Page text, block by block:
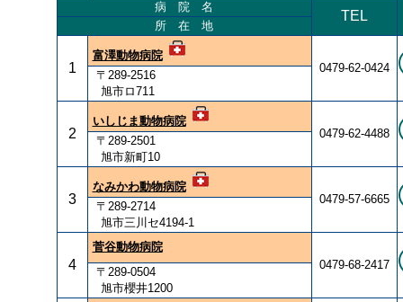
病 院 名
TEL
所 在 地
1
富澤動物病院
0479-62-0424
〒289-2516
旭市ロ711
2
いしじま動物病院
0479-62-4488
〒289-2501
旭市新町10
3
なみかわ動物病院
0479-57-6665
〒289-2714
旭市三川セ4194-1
4
菅谷動物病院
0479-68-2417
〒289-0504
旭市櫻井1200